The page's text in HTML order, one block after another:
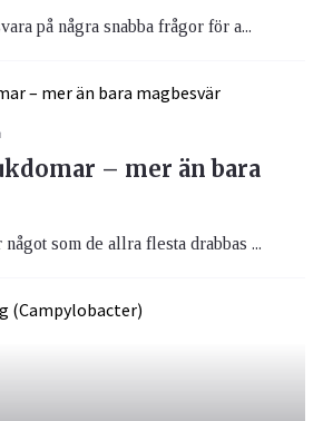
på några snabba frågor för a...
– mer än bara
som de allra flesta drabbas ...